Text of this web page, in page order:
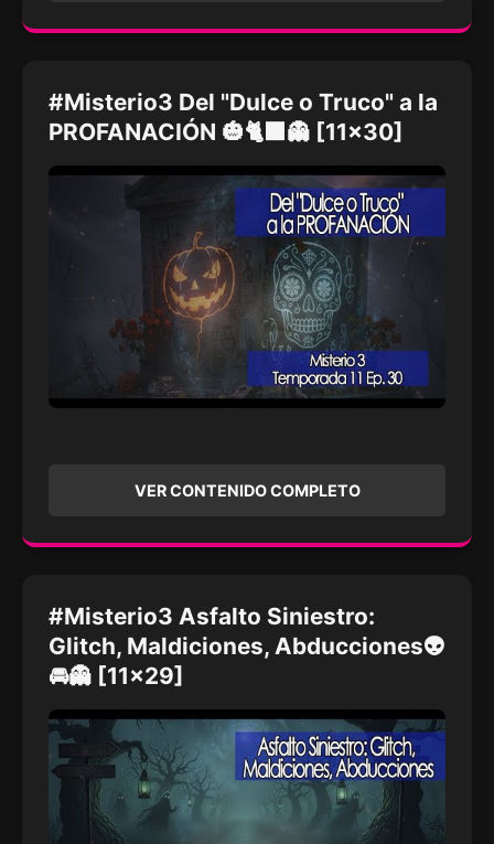
#Misterio3 Del "Dulce o Truco" a la
PROFANACIÓN 🎃🐈‍⬛👻 [11x30]
VER CONTENIDO COMPLETO
#Misterio3 Asfalto Siniestro:
Glitch, Maldiciones, Abducciones👽
🚘👻 [11x29]